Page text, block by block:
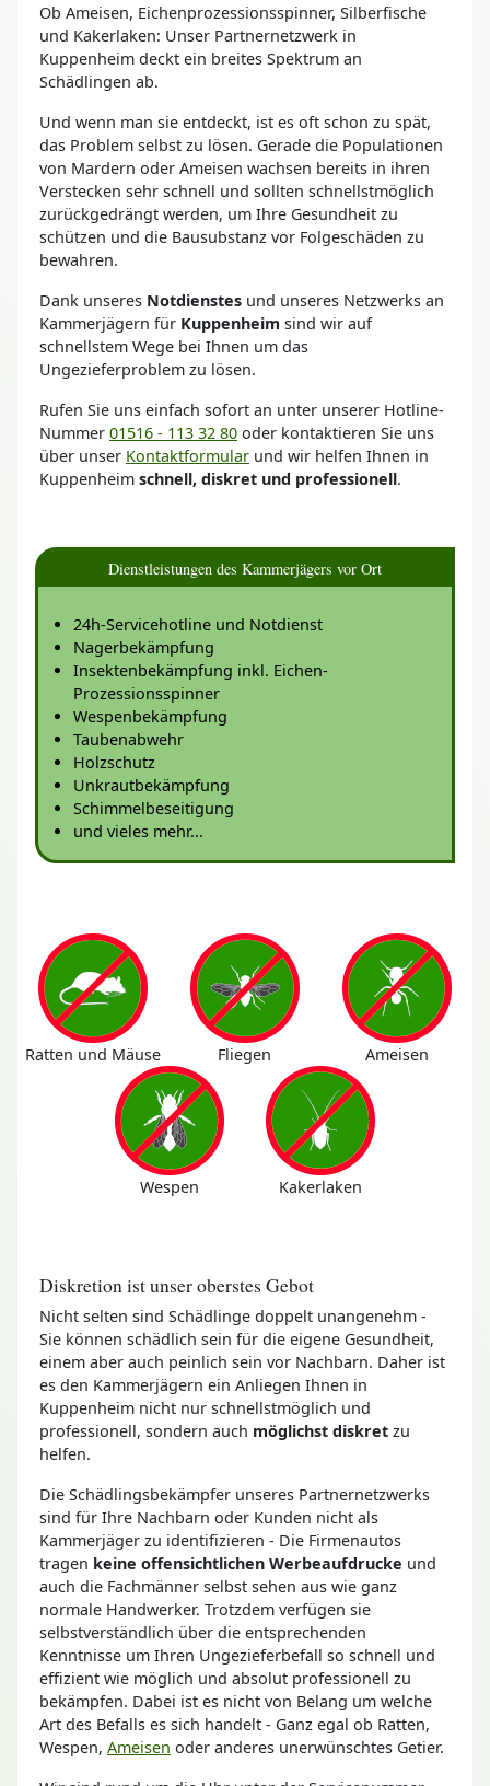
Ob Ameisen, Eichenprozessionsspinner, Silberfische
und Kakerlaken: Unser Partnernetzwerk in
Kuppenheim deckt ein breites Spektrum an
Schädlingen ab.
Und wenn man sie entdeckt, ist es oft schon zu spät,
das Problem selbst zu lösen. Gerade die Populationen
von Mardern oder Ameisen wachsen bereits in ihren
Verstecken sehr schnell und sollten schnellstmöglich
zurückgedrängt werden, um Ihre Gesundheit zu
schützen und die Bausubstanz vor Folgeschäden zu
bewahren.
Dank unseres Notdienstes und unseres Netzwerks an
Kammerjägern für Kuppenheim sind wir auf
schnellstem Wege bei Ihnen um das
Ungezieferproblem zu lösen.
Rufen Sie uns einfach sofort an unter unserer Hotline-
Nummer 01516 - 113 32 80 oder kontaktieren Sie uns
über unser Kontaktformular und wir helfen Ihnen in
Kuppenheim schnell, diskret und professionell.
Dienstleistungen des Kammerjägers vor Ort
24h-Servicehotline und Notdienst
Nagerbekämpfung
Insektenbekämpfung inkl. Eichen-
Prozessionsspinner
Wespenbekämpfung
Taubenabwehr
Holzschutz
Unkrautbekämpfung
Schimmelbeseitigung
und vieles mehr...
Ratten und Mäuse Fliegen Ameisen
Wespen Kakerlaken
Diskretion ist unser oberstes Gebot
Nicht selten sind Schädlinge doppelt unangenehm -
Sie können schädlich sein für die eigene Gesundheit,
einem aber auch peinlich sein vor Nachbarn. Daher ist
es den Kammerjägern ein Anliegen Ihnen in
Kuppenheim nicht nur schnellstmöglich und
professionell, sondern auch möglichst diskret zu
helfen.
Die Schädlingsbekämpfer unseres Partnernetzwerks
sind für Ihre Nachbarn oder Kunden nicht als
Kammerjäger zu identifizieren - Die Firmenautos
tragen keine offensichtlichen Werbeaufdrucke und
auch die Fachmänner selbst sehen aus wie ganz
normale Handwerker. Trotzdem verfügen sie
selbstverständlich über die entsprechenden
Kenntnisse um Ihren Ungezieferbefall so schnell und
effizient wie möglich und absolut professionell zu
bekämpfen. Dabei ist es nicht von Belang um welche
Art des Befalls es sich handelt - Ganz egal ob Ratten,
Wespen, Ameisen oder anderes unerwünschtes Getier.